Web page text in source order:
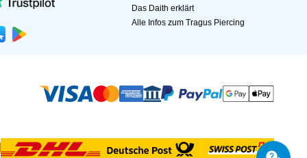
Das Daith erklärt
Alle Infos zum Tragus Piercing